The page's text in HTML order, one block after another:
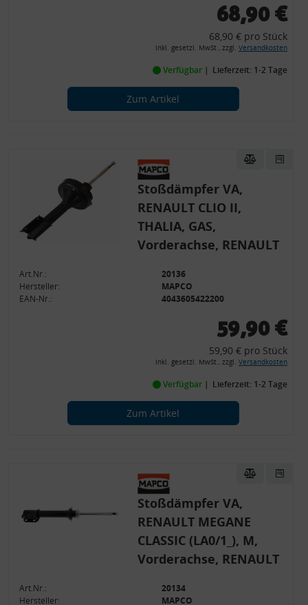
68,90 €
68,90 € pro Stück
inkl. gesetzl. MwSt., zzgl. Versandkosten
Verfügbar Lieferzeit: 1-2 Tage
Zum Artikel
Stoßdämpfer VA,
RENAULT CLIO II,
THALIA, GAS,
Vorderachse, RENAULT
Art.Nr.:
20136
Hersteller:
MAPCO
EAN-Nr.:
4043605422200
59,90 €
59,90 € pro Stück
inkl. gesetzl. MwSt., zzgl. Versandkosten
Verfügbar Lieferzeit: 1-2 Tage
Zum Artikel
Stoßdämpfer VA,
RENAULT MEGANE
CLASSIC (LA0/1_), M,
Vorderachse, RENAULT
Art.Nr.:
20134
Hersteller:
MAPCO